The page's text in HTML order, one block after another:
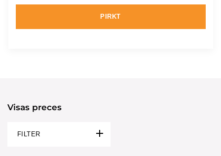
PIRKT
Visas preces
FILTER